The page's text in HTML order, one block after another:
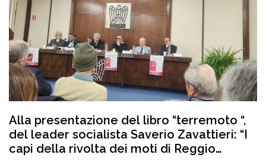
Alla presentazione del libro “terremoto “,
del leader socialista Saverio Zavattieri: “I
capi della rivolta dei moti di Reggio